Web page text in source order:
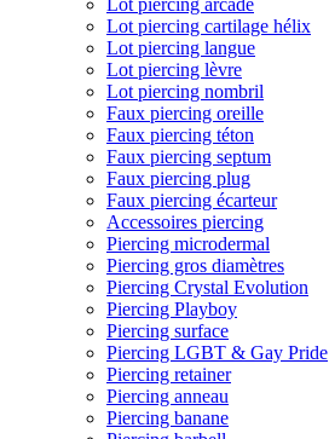
Lot piercing arcade
Lot piercing cartilage hélix
Lot piercing langue
Lot piercing lèvre
Lot piercing nombril
Faux piercing oreille
Faux piercing téton
Faux piercing septum
Faux piercing plug
Faux piercing écarteur
Accessoires piercing
Piercing microdermal
Piercing gros diamètres
Piercing Crystal Evolution
Piercing Playboy
Piercing surface
Piercing LGBT & Gay Pride
Piercing retainer
Piercing anneau
Piercing banane